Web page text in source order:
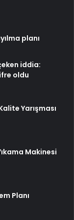
planı
iddia:
oldu
Yarışması
Makinesi
Planı